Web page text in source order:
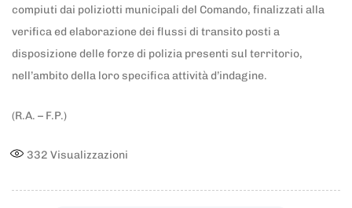
compiuti dai poliziotti municipali del Comando, finalizzati alla
verifica ed elaborazione dei flussi di transito posti a
disposizione delle forze di polizia presenti sul territorio,
nell’ambito della loro specifica attività d’indagine.
(R.A. – F.P.)
332 Visualizzazioni